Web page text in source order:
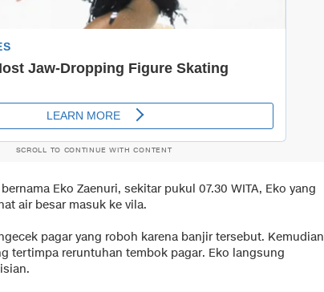
SCROLL TO CONTINUE WITH CONTENT
Eko Zaenuri, sekitar pukul 07.30 WITA, Eko yang
air besar masuk ke vila.
pagar yang roboh karena banjir tersebut. Kemudian
tertimpa reruntuhan tembok pagar. Eko langsung